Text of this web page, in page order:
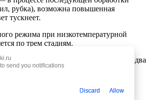
рубка), возможна повышенная
тускнеет.
режима при низкотемпературной
по трем стадиям.
режиме выполняется в два
при понижении уровня
до 15%. Такой технологический
при необходимости дальнейшего
сооружений.
send you notifications
Discard Allow